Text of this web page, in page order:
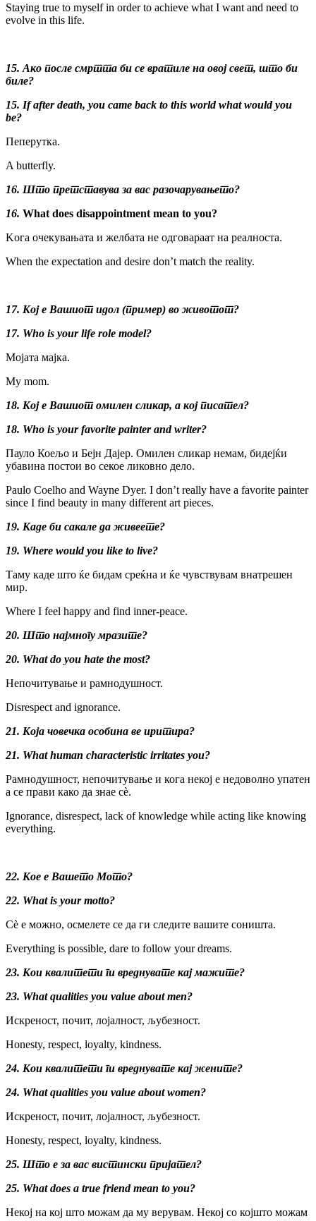
Staying true to myself in order to achieve what I want and need to
evolve in this life.
15. Ако после смртта би се вратиле на овој свет, што би
биле?
15. If after death, you came back to this world what would you
be?
Пеперутка.
A butterfly.
16. Што претставува за вас разочарувањето?
16. What does disappointment mean to you?
Kога очекувањата и желбата не одговараат на реалноста.
When the expectation and desire don’t match the reality.
17. Кој е Вашиот идол (пример) во животот?
17. Who is your life role model?
Мојата мајка.
My mom.
18. Кој е Вашиот омилен сликар, а кој писател?
18. Who is your favorite painter and writer?
Пауло Коељо и Бејн Дајер. Омилен сликар немам, бидејќи
убавина постои во секое ликовно дело.
Paulo Coelho and Wayne Dyer. I don’t really have a favorite painter
since I find beauty in many different art pieces.
19. Каде би сакале да живеете?
19. Where would you like to live?
Таму каде што ќе бидам среќна и ќе чувствувам внатрешен
мир.
Where I feel happy and find inner-peace.
20. Што најмногу мразите?
20. What do you hate the most?
Непочитување и рамнодушност.
Disrespect and ignorance.
21. Која човечка особина ве иритира?
21. What human characteristic irritates you?
Рамнодушност, непочитување и кога некој е недоволно упатен
а се прави како да знае сè.
Ignorance, disrespect, lack of knowledge while acting like knowing
everything.
22. Кое е Вашето Мото?
22. What is your motto?
Сè е можно, осмелете се да ги следите вашите соништа.
Everything is possible, dare to follow your dreams.
23. Кои квалитети ги вреднувате кај мажите?
23. What qualities you value about men?
Искреност, почит, лојалност, љубезност.
Honesty, respect, loyalty, kindness.
24. Кои квалитети ги вреднувате кај жените?
24. What qualities you value about women?
Искреност, почит, лојалност, љубезност.
Honesty, respect, loyalty, kindness.
25. Што е за вас вистински пријател?
25. What does a true friend mean to you?
Некој на кој што можам да му верувам. Некој со којшто можам